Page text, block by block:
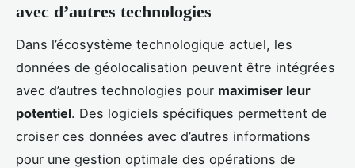
avec d’autres technologies
Dans l’écosystème technologique actuel, les
données de géolocalisation peuvent être intégrées
avec d’autres technologies pour maximiser leur
potentiel. Des logiciels spécifiques permettent de
croiser ces données avec d’autres informations
pour une gestion optimale des opérations de